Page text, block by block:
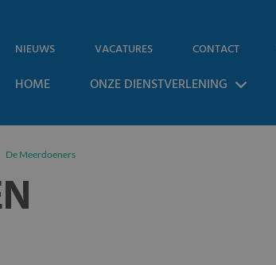
NIEUWS VACATURES CONTACT
HOME ONZE DIENSTVERLENING
De Meerdoeners